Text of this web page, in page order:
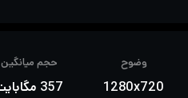
وضوح
1280x720
حجم میانگین
357 مگابایت